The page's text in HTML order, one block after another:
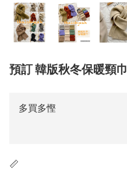
預訂 韓版秋冬保暖頸巾
多買多慳
📏